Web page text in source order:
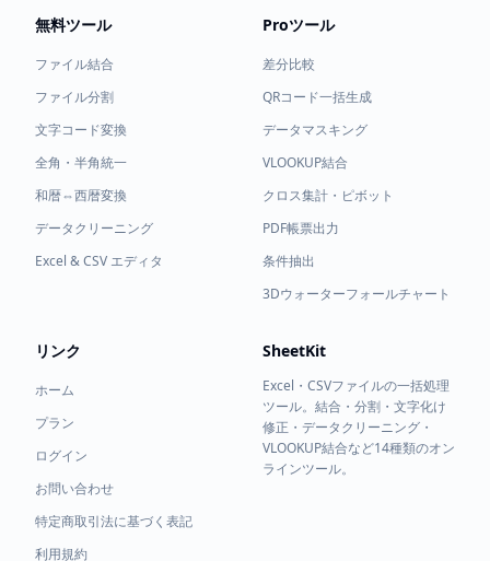
無料ツール
ファイル結合
ファイル分割
文字コード変換
全角・半角統一
和暦⇔西暦変換
データクリーニング
Excel & CSV エディタ
Proツール
差分比較
QRコード一括生成
データマスキング
VLOOKUP結合
クロス集計・ピボット
PDF帳票出力
条件抽出
3Dウォーターフォールチャート
リンク
ホーム
プラン
ログイン
お問い合わせ
特定商取引法に基づく表記
利用規約
SheetKit
Excel・CSVファイルの一括処理
ツール。結合・分割・文字化け
修正・データクリーニング・
VLOOKUP結合など14種類のオン
ラインツール。